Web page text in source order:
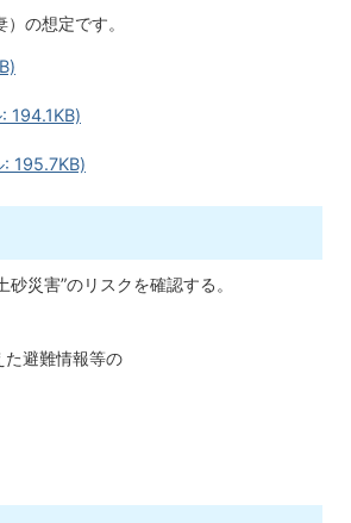
の想定です。
194.1KB)
: 195.7KB)
災害”のリスクを確認する。
避難情報等の